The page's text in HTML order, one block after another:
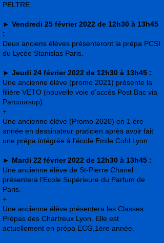
PELTRE.
► Vendredi 25 février 2022 de 12h30 à 13h45
:
Deux anciens élèves présenteront la prépa PCSI
du Lycée Stanislas Paris.
► Jeudi 24 février 2022 de 12h30 à 13h45 :
Une ancienne élève (promo 2021) présente la
filière VETO (nouvelle voie d’accès Post Bac via
Parcoursup).
+
Une ancienne élève (Promo 2020) en 1 ère
année en dessinateur praticien après avoir fait
une prépa intégrée à l’école Emile Cohl Lyon.
► Mardi 22 février 2022 de 12h30 à 13h45 :
Une ancienne élève de St-Pierre Chanel
présentera l’Ecole Supérieure du Parfum de
Paris.
+
Une ancienne élève présentera les Classes
Prépas des Chartreux Lyon. Elle est
actuellement en prépa ECG,1ère année.